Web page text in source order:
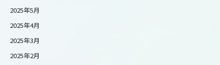
2025年5月
2025年4月
2025年3月
2025年2月